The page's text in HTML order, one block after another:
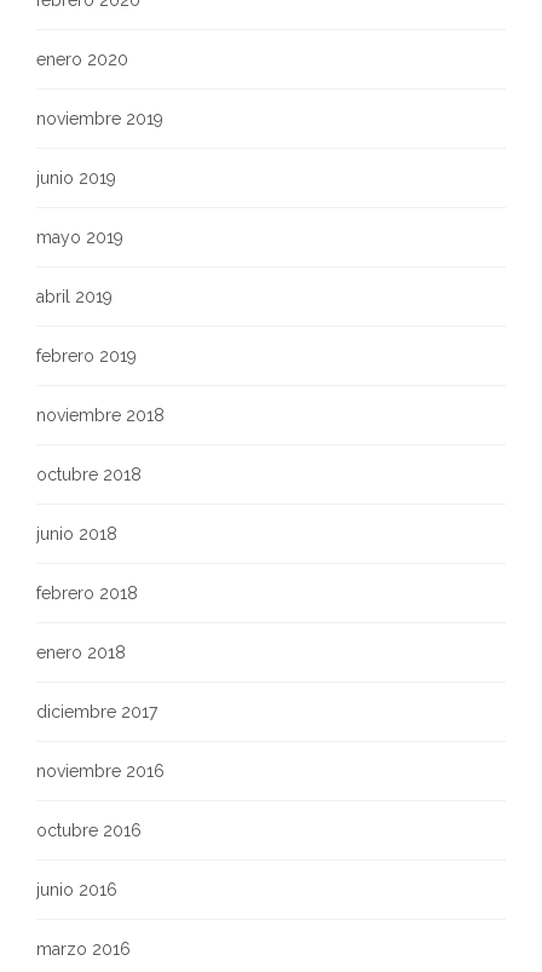
enero 2020
noviembre 2019
junio 2019
mayo 2019
abril 2019
febrero 2019
noviembre 2018
octubre 2018
junio 2018
febrero 2018
enero 2018
diciembre 2017
noviembre 2016
octubre 2016
junio 2016
marzo 2016